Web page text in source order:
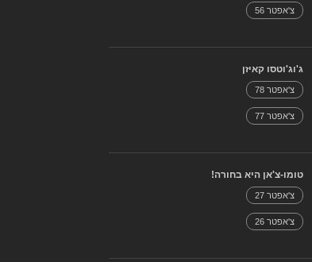
צ'אפטר 56
ג'וג'וטסו קאיזן
צ'אפטר 78
צ'אפטר 77
טומו-צ'אן היא בחורה!
צ'אפטר 27
צ'אפטר 26